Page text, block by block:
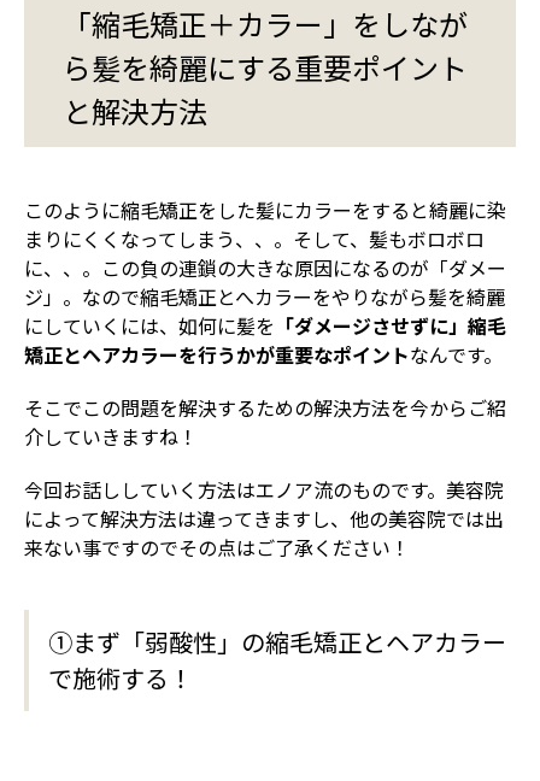
「縮毛矯正＋カラー」をしなが
ら髪を綺麗にする重要ポイント
と解決方法
このように縮毛矯正をした髪にカラーをすると綺麗に染
まりにくくなってしまう、、。そして、髪もボロボロ
に、、。この負の連鎖の大きな原因になるのが「ダメー
ジ」。なので縮毛矯正とへカラーをやりながら髪を綺麗
にしていくには、如何に髪を 「ダメージさせずに」縮毛
矯正とヘアカラーを行うかが重要なポイントなんです。
そこでこの問題を解決するための解決方法を今からご紹
介していきますね！
今回お話ししていく方法はエノア流のものです。美容院
によって解決方法は違ってきますし、他の美容院では出
来ない事ですのでその点はご了承ください！
①まず「弱酸性」の縮毛矯正とヘアカラー
で施術する！